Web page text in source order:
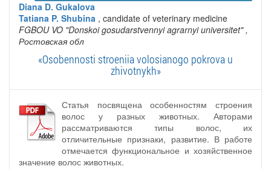
Diana D. Gukalova
Tatiana P. Shubina , candidate of veterinary medicine
FGBOU VO "Donskoi gosudarstvennyi agrarnyi universitet" ,
Ростовская обл
«Osobennosti stroeniia volosianogo pokrova u
zhivotnykh»
Статья посвящена особенностям строения
волос у разных животных. Авторами
рассматриваются типы волос, их
отличительные признаки, развитие. В работе
отмечается функциональное и хозяйственное
значение волос животных.